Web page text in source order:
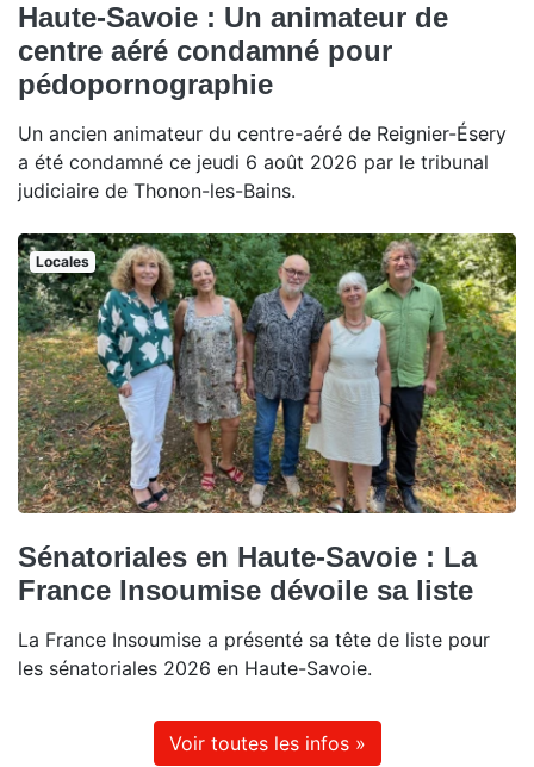
Haute-Savoie : Un animateur de
centre aéré condamné pour
pédopornographie
Un ancien animateur du centre-aéré de Reignier-Ésery
a été condamné ce jeudi 6 août 2026 par le tribunal
judiciaire de Thonon-les-Bains.
Locales
Sénatoriales en Haute-Savoie : La
France Insoumise dévoile sa liste
La France Insoumise a présenté sa tête de liste pour
les sénatoriales 2026 en Haute-Savoie.
Voir toutes les infos »